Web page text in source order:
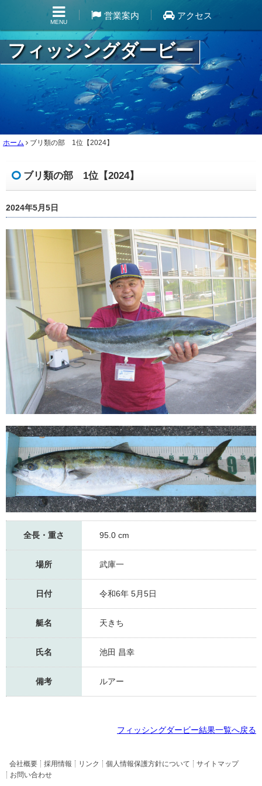
MENU
営業案内 アクセス
フィッシングダービー
ホーム ブリ類の部 1位【2024】
ブリ類の部 1位【2024】
2024年5月5日
全長・重さ 95.0 cm
場所 武庫一
日付 令和6年 5月5日
艇名 天きち
氏名 池田 昌幸
備考 ルアー
フィッシングダービー結果一覧へ戻る
会社概要 採用情報 リンク 個人情報保護方針について
サイトマップ
お問い合わせ